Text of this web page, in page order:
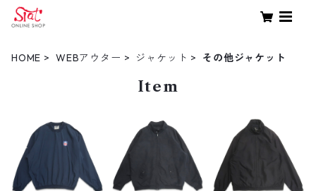
HOME WEBアウター ジャケット その他ジャケット
Item